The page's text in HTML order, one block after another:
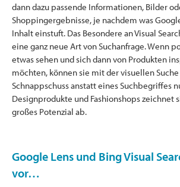
dann dazu passende Informationen, Bilder
Shoppingergebnisse, je nachdem was
Inhalt einstuft. Das Besondere an Visual
eine ganz neue Art von Suchanfrage. Wenn
etwas sehen und sich dann von Produkten
möchten, können sie mit der visuellen
Schnappschuss anstatt eines Suchbegriffes
Designprodukte und Fashionshops zeichnet
großes Potenzial ab.
Google Lens und Bing Visual
vor…